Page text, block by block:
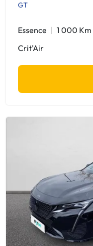
GT
Essence 1 000 Km
Crit'Air